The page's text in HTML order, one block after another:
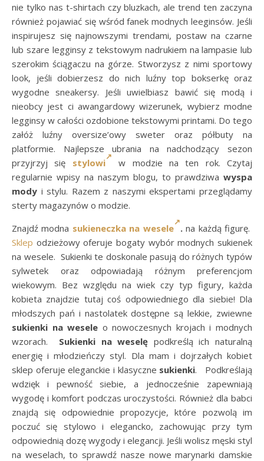
nie tylko nas t-shirtach czy bluzkach, ale trend ten zaczyna
również pojawiać się wśród fanek modnych leeginsów. Jeśli
inspirujesz się najnowszymi trendami, postaw na czarne
lub szare legginsy z tekstowym nadrukiem na lampasie lub
szerokim ściągaczu na górze. Stworzysz z nimi sportowy
look, jeśli dobierzesz do nich luźny top bokserkę oraz
wygodne sneakersy. Jeśli uwielbiasz bawić się modą i
nieobcy jest ci awangardowy wizerunek, wybierz modne
legginsy w całości ozdobione tekstowymi printami. Do tego
załóż luźny oversize’owy sweter oraz półbuty na
platformie. Najlepsze ubrania na nadchodzący sezon
przyjrzyj się stylowi
w modzie na ten rok. Czytaj
regularnie wpisy na naszym blogu, to prawdziwa wyspa
mody i stylu. Razem z naszymi ekspertami przeglądamy
sterty magazynów o modzie.
Znajdź modna sukieneczka na wesele .na każdą figurę.
Sklep odzieżowy oferuje bogaty wybór modnych sukienek
na wesele. Sukienki te doskonale pasują do różnych typów
sylwetek oraz odpowiadają różnym preferencjom
wiekowym. Bez względu na wiek czy typ figury, każda
kobieta znajdzie tutaj coś odpowiedniego dla siebie! Dla
młodszych pań i nastolatek dostępne są lekkie, zwiewne
sukienki na wesele o nowoczesnych krojach i modnych
wzorach. Sukienki na weselę podkreślą ich naturalną
energię i młodzieńczy styl. Dla mam i dojrzałych kobiet
sklep oferuje eleganckie i klasyczne sukienki.
Podkreślają
wdzięk i pewność siebie, a jednocześnie zapewniają
wygodę i komfort podczas uroczystości. Również dla babci
znajdą się odpowiednie propozycje, które pozwolą im
poczuć się stylowo i elegancko, zachowując przy tym
odpowiednią dozę wygody i elegancji. Jeśli wolisz męski styl
na weselach, to sprawdź nasze nowe marynarki damskie